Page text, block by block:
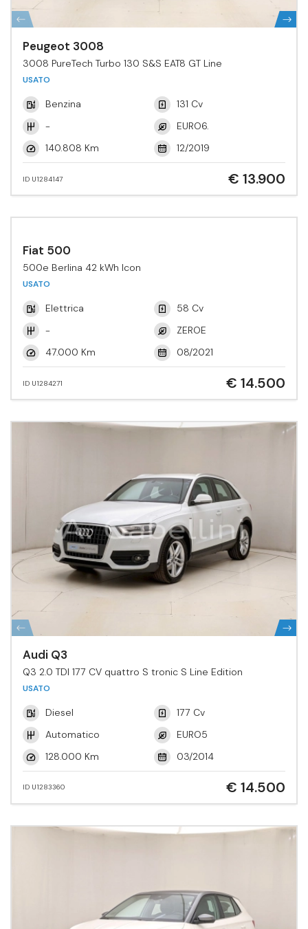
Peugeot 3008
3008 PureTech Turbo 130 S&S EAT8 GT Line
USATO
Benzina
131 Cv
-
EURO6.
140.808 Km
12/2019
ID U1284147 € 13.900
Fiat 500
500e Berlina 42 kWh Icon
USATO
Elettrica
58 Cv
-
ZEROE
47.000 Km
08/2021
ID U1284271 € 14.500
Audi Q3
Q3 2.0 TDI 177 CV quattro S tronic S Line Edition
USATO
Diesel
177 Cv
Automatico
EURO5
128.000 Km
03/2014
ID U1283360 € 14.500